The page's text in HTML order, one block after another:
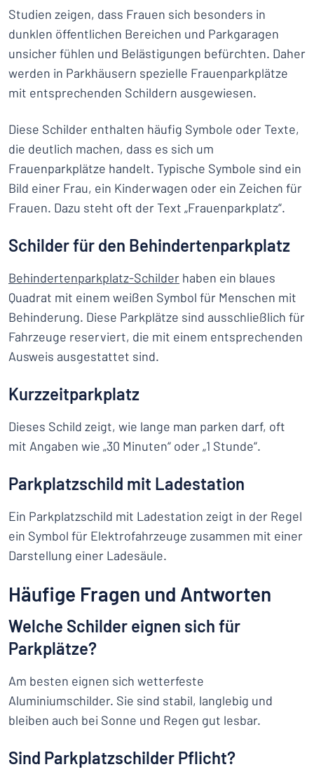
Studien zeigen, dass Frauen sich besonders in
dunklen öffentlichen Bereichen und Parkgaragen
unsicher fühlen und Belästigungen befürchten. Daher
werden in Parkhäusern spezielle Frauenparkplätze
mit entsprechenden Schildern ausgewiesen.
Diese Schilder enthalten häufig Symbole oder Texte,
die deutlich machen, dass es sich um
Frauenparkplätze handelt. Typische Symbole sind ein
Bild einer Frau, ein Kinderwagen oder ein Zeichen für
Frauen. Dazu steht oft der Text „Frauenparkplatz“.
Schilder für den Behindertenparkplatz
Behindertenparkplatz-Schilder haben ein blaues
Quadrat mit einem weißen Symbol für Menschen mit
Behinderung. Diese Parkplätze sind ausschließlich für
Fahrzeuge reserviert, die mit einem entsprechenden
Ausweis ausgestattet sind.
Kurzzeitparkplatz
Dieses Schild zeigt, wie lange man parken darf, oft
mit Angaben wie „30 Minuten“ oder „1 Stunde“.
Parkplatzschild mit Ladestation
Ein Parkplatzschild mit Ladestation zeigt in der Regel
ein Symbol für Elektrofahrzeuge zusammen mit einer
Darstellung einer Ladesäule.
Häufige Fragen und Antworten
Welche Schilder eignen sich für
Parkplätze?
Am besten eignen sich wetterfeste
Aluminiumschilder. Sie sind stabil, langlebig und
bleiben auch bei Sonne und Regen gut lesbar.
Sind Parkplatzschilder Pflicht?